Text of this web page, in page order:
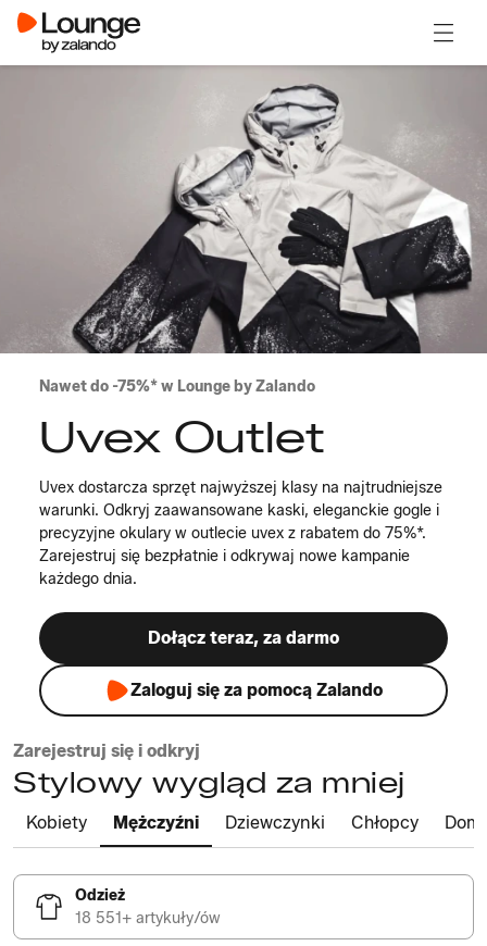
Nawet do -75%* w Lounge by Zalando
Uvex Outlet
Uvex dostarcza sprzęt najwyższej klasy na najtrudniejsze
warunki. Odkryj zaawansowane kaski, eleganckie gogle i
precyzyjne okulary w outlecie uvex z rabatem do 75%*.
Zarejestruj się bezpłatnie i odkrywaj nowe kampanie
każdego dnia.
Dołącz teraz, za darmo
Zaloguj się za pomocą Zalando
Zarejestruj się i odkryj
Stylowy wygląd za mniej
Kobiety Mężczyźni Dziewczynki Chłopcy Dom
Odzież
18 551+ artykuły/ów